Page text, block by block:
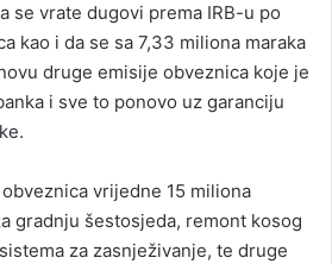
se vrate dugovi prema IRB-u po
kao i da se sa 7,33 miliona maraka
druge emisije obveznica koje je
i sve to ponovo uz garanciju
vrijedne 15 miliona
gradnju šestosjeda, remont kosog
za zasnježivanje, te druge